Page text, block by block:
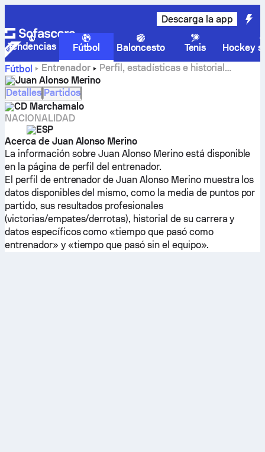
Descarga la app
Tendencias Fútbol Baloncesto Tenis
Hockey
Fútbol
Entrenador
Perfil, estadísticas e historial
profesional de Juan Alonso Merino
Juan Alonso Merino
Detalles Partidos
CD Marchamalo
NACIONALIDAD
ESP
Acerca de Juan Alonso Merino
La información sobre Juan Alonso Merino está disponible
en la página de perfil del entrenador.
El perfil de entrenador de Juan Alonso Merino muestra los
datos disponibles del mismo, como la media de puntos por
partido, sus resultados profesionales
(victorias/empates/derrotas), historial de su carrera y
datos específicos como «tiempo que pasó como
entrenador» y «tiempo que pasó sin el equipo».